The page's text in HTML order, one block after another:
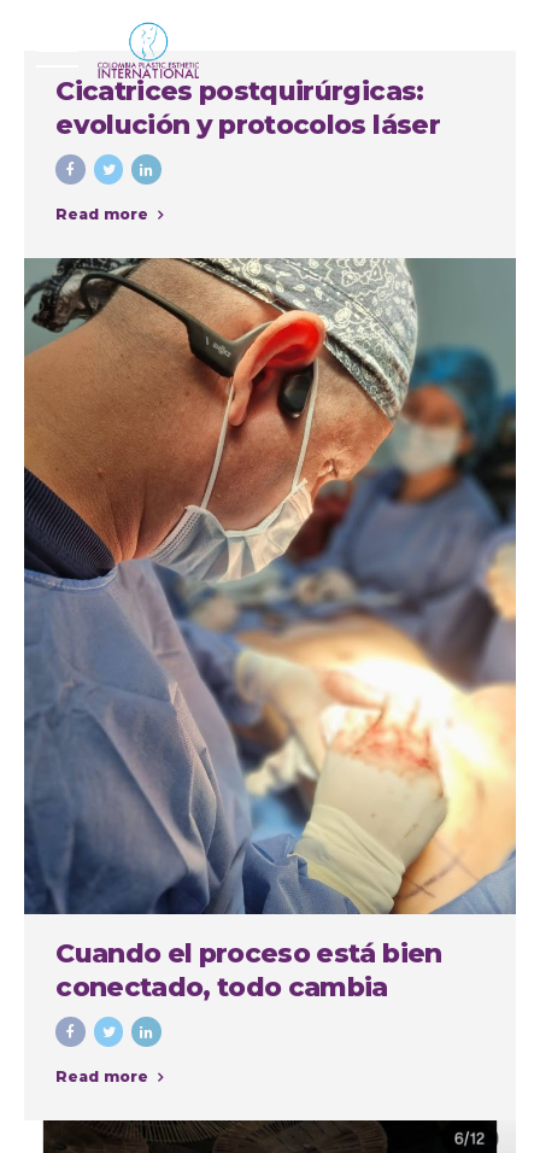
Cicatrices postquirúrgicas:
evolución y protocolos láser
Read more
Cuando el proceso está bien
conectado, todo cambia
Read more